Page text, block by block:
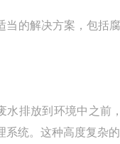
当的解决方案，包括
水排放到环境中之
系统。这种高度复杂